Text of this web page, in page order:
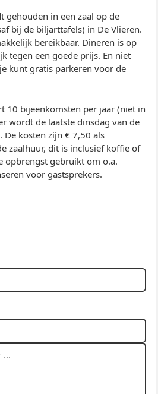
gehouden in een zaal op de
bij de biljarttafels) in De Vlieren.
bereikbaar. Dineren is op
tegen een goede prijs. En niet
kunt gratis parkeren voor de
10 bijeenkomsten per jaar (niet in
wordt de laatste dinsdag van de
De kosten zijn € 7,50 als
zaalhuur, dit is inclusief koffie of
opbrengst gebruikt om o.a.
voor gastsprekers.